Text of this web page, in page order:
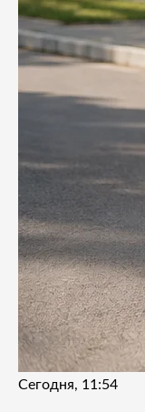
Сегодня, 11:54